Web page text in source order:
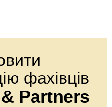
фахівців
Partners